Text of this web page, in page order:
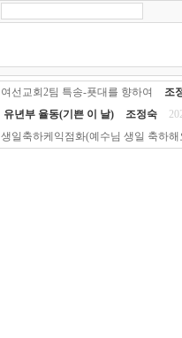
여선교회2팀 특송-푯대를 향하여
조
유년부 율동(기쁜 이 날)
조정숙
생일축하케익점화(예수님 생일 축하해